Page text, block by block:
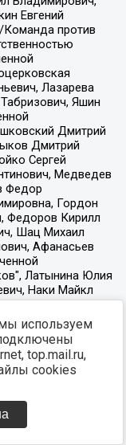
используем
top.mail.ru,
cookies